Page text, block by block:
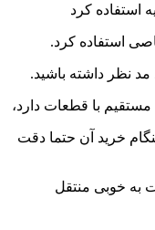
استفاده کرد
استفاده کرد.
مد نظر داشته باشید.
با قطعات دارد،
خرید آن حتما دقت
به خوبی منتقل